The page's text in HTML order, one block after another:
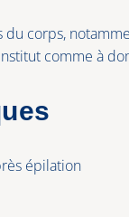
du corps,
comme à
épilation